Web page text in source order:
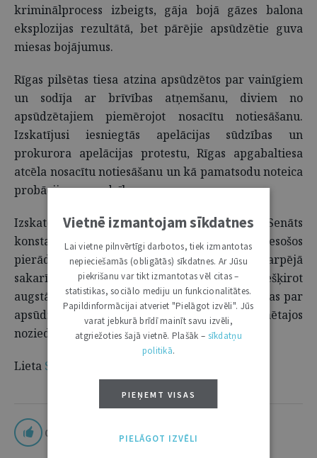
kriminālprocess izbeigts, gāja bojā gāzes balona
eksplozijas rezultātā, bet pārējie apsūdzētie guva
miesas bojājumus.
Rīgas pilsētas tiesa atzina apsūdzētos par vainīgiem
un sodīja ar brīvības atņemšanu, diviem no
apsūdzētajiem piemērojot nosacītu notiesāšanu.
Izskatījusi iesniegtās apelācijas sūdzības un
prokurora apelācijas protestu, Rīgas apgabaltiesa
atcēla nosacītu notiesāšanu un kā pamatsodu noteica
probācijas uzraudzību.
Izskatot iesniegtās kasācijas sūdzības, Senāts
konstatēja, ka apelācijas instances tiesa lietā esošos
pierādījumus ir izvērtējusi to kopumā un savstarpējā
sakarībā, nevienam no pierādījumiem nepiešķirot
augstāku ticamības pakāpi, un tie nerada šaubas par
apsūdzēto vainīgumu viņiem inkriminētajos
noziedzīgajos nodarījumos.
Lieta SKK-103/2026
0
Vietnē izmantojam sīkdatnes
Lai vietne pilnvērtīgi darbotos, tiek izmantotas
nepieciešamās (obligātās) sīkdatnes. Ar Jūsu
piekrišanu var tikt izmantotas vēl citas –
statistikas, sociālo mediju un funkcionalitātes.
Papildinformācijai atveriet "Pielāgot izvēli". Jūs
varat jebkurā brīdī mainīt savu izvēli,
atgriežoties šajā vietnē. Plašāk – sīkdatņu
politikā.
PIEŅEMT VISAS
PIELĀGOT IZVĒLI